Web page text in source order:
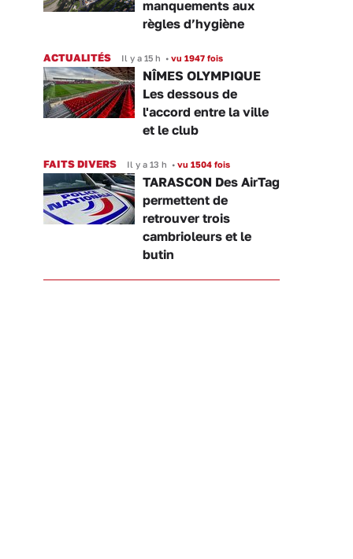
manquements aux
règles d’hygiène
ACTUALITÉS Il y a 15 h • vu 1947 fois
NÎMES OLYMPIQUE
Les dessous de
l'accord entre la ville
et le club
FAITS DIVERS Il y a 13 h • vu 1504 fois
TARASCON Des AirTag
permettent de
retrouver trois
cambrioleurs et le
butin